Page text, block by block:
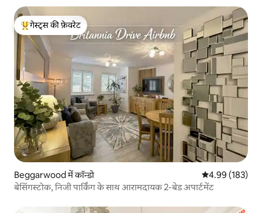
गेस्ट्स का टॉप फ़ेवरेट
गेस्ट्स की फ़ेवरेट
Beggarwood में कॉन्डो औसत रेटिंग 5 में से
4.99 (183)
बेसिंगस्टोक, निजी पार्किंग के साथ आरामदायक 2-बेड अपार्टमेंट